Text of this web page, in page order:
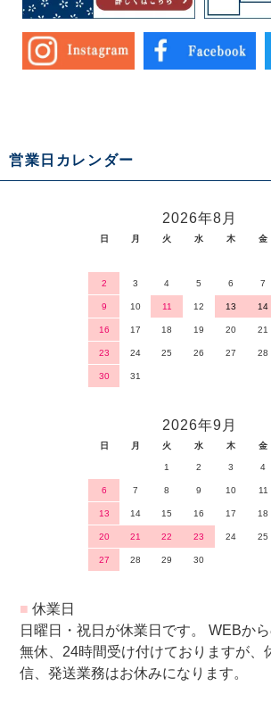
営業日カレンダー
2026年8月
日 月 火 水 木 金
2 3 4 5 6 7
9 10 11 12 13 14
16 17 18 19 20 21
23 24 25 26 27 28
30 31
2026年9月
日 月 火 水 木 金
1 2 3 4
6 7 8 9 10 11
13 14 15 16 17 18
20 21 22 23 24 25
27 28 29 30
■ 休業日
日曜日・祝日が休業日です。 WEBか
無休、24時間受け付けておりますが、
信、発送業務はお休みになります。